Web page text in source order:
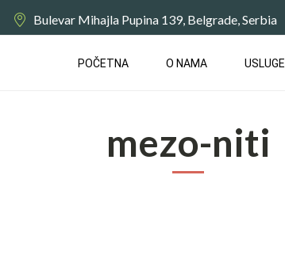
Bulevar Mihajla Pupina 139, Belgrade, Serbia
POČETNA О NAMA USLUGE
mezo-niti